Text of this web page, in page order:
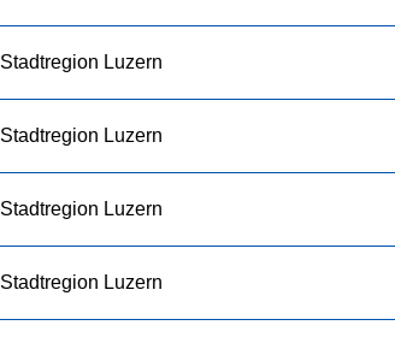
Stadtregion Luzern
Stadtregion Luzern
Stadtregion Luzern
Stadtregion Luzern